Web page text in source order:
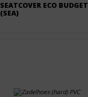
SEATCOVER ECO BUDGET
(SEA)